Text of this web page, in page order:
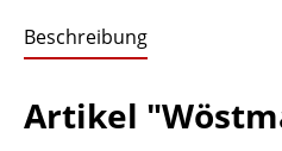
Beschreibung
Artikel